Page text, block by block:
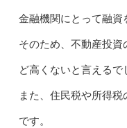
金融機関にとって融資
そのため、不動産投
ど高くないと言えるで
また、住民税や所得
です。